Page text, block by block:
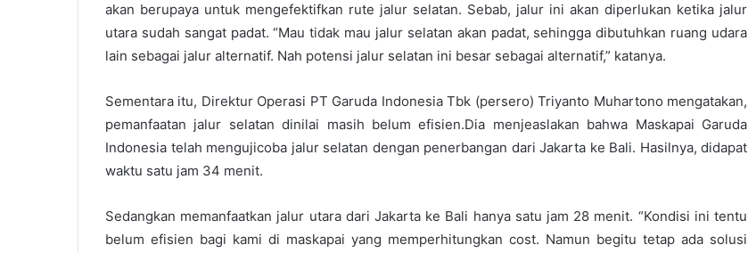
akan berupaya untuk mengefektifkan rute jalur selatan. Sebab, jalur ini akan diperlukan ketika jalur
utara sudah sangat padat. “Mau tidak mau jalur selatan akan padat, sehingga dibutuhkan ruang udara
lain sebagai jalur alternatif. Nah potensi jalur selatan ini besar sebagai alternatif,” katanya.
Sementara itu, Direktur Operasi PT Garuda Indonesia Tbk (persero) Triyanto Muhartono mengatakan,
pemanfaatan jalur selatan dinilai masih belum efisien.Dia menjeaslakan bahwa Maskapai Garuda
Indonesia telah mengujicoba jalur selatan dengan penerbangan dari Jakarta ke Bali. Hasilnya, didapat
waktu satu jam 34 menit.
Sedangkan memanfaatkan jalur utara dari Jakarta ke Bali hanya satu jam 28 menit. “Kondisi ini tentu
belum efisien bagi kami di maskapai yang memperhitungkan cost. Namun begitu tetap ada solusi